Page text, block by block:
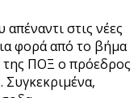
στις νέες
φορά από το βήμα
της ΠΟΞ ο πρόεδρος
Συγκεκριμένα,